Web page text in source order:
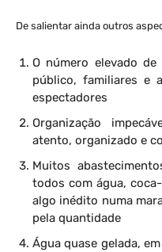
De salientar ainda outros
O número elevado
público, familiares e
espectadores
Organização
atento, organizado e
Muitos
todos com água,
algo inédito numa
pela quantidade
Água quase gelada,